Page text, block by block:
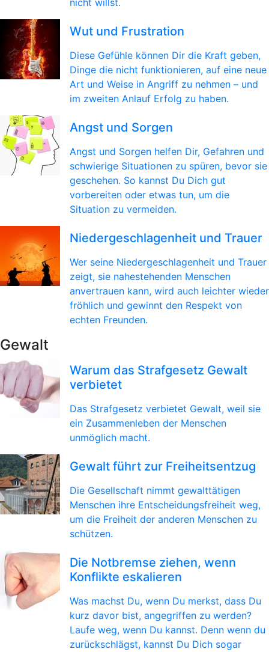
nicht willst.
Wut und Frustration
Diese Gefühle können Dir die Kraft geben,
Dinge die nicht funktionieren, auf eine neue
Art und Weise in Angriff zu nehmen – und
im zweiten Anlauf Erfolg zu haben.
Angst und Sorgen
Angst und Sorgen helfen Dir, Gefahren und
schwierige Situationen zu spüren, bevor sie
geschehen. So kannst Du Dich gut
vorbereiten oder etwas tun, um die
Situation zu vermeiden.
Niedergeschlagenheit und Trauer
Wer seine Niedergeschlagenheit und Trauer
zeigt, sie nahestehenden Menschen
anvertrauen kann, wird auch leichter wieder
fröhlich und gewinnt den Respekt von
echten Freunden.
Gewalt
Warum das Strafgesetz Gewalt
verbietet
Das Strafgesetz verbietet Gewalt, weil sie
ein Zusammenleben der Menschen
unmöglich macht.
Gewalt führt zur Freiheitsentzug
Die Gesellschaft nimmt gewalttätigen
Menschen ihre Entscheidungsfreiheit weg,
um die Freiheit der anderen Menschen zu
schützen.
Die Notbremse ziehen, wenn
Konflikte eskalieren
Was machst Du, wenn Du merkst, dass Du
kurz davor bist, angegriffen zu werden?
Laufe weg, wenn Du kannst. Denn wenn du
zurückschlägst, kannst Du Dich sogar